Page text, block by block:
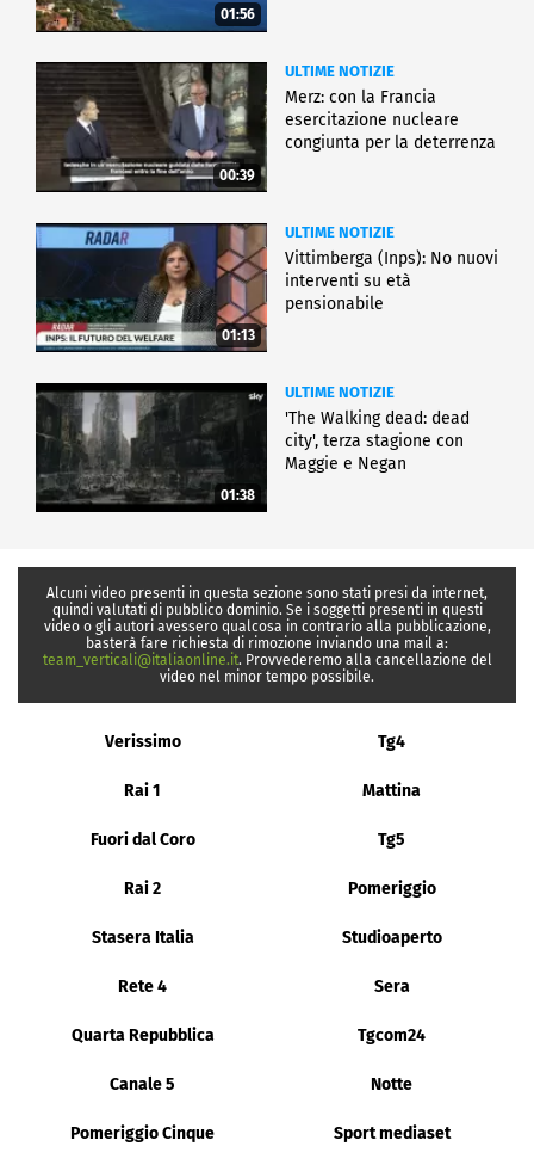
01:56
00:39
ULTIME NOTIZIE
Merz: con la Francia
esercitazione nucleare
congiunta per la deterrenza
01:13
ULTIME NOTIZIE
Vittimberga (Inps): No nuovi
interventi su età
pensionabile
01:38
ULTIME NOTIZIE
'The Walking dead: dead
city', terza stagione con
Maggie e Negan
Alcuni video presenti in questa sezione sono stati presi da internet,
quindi valutati di pubblico dominio. Se i soggetti presenti in questi
video o gli autori avessero qualcosa in contrario alla pubblicazione,
basterà fare richiesta di rimozione inviando una mail a:
team_verticali@italiaonline.it. Provvederemo alla cancellazione del
video nel minor tempo possibile.
Verissimo Tg4
Rai 1 Mattina
Fuori dal Coro Tg5
Rai 2 Pomeriggio
Stasera Italia Studioaperto
Rete 4 Sera
Quarta Repubblica Tgcom24
Canale 5 Notte
Pomeriggio Cinque Sport mediaset